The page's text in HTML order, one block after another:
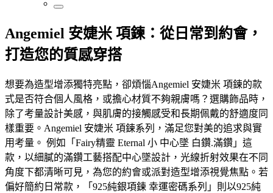
Angemiel 安婕米 項鍊：從日常到約會，
打造您的質感穿搭
想要為造型增添獨特亮點，卻煩惱Angemiel 安婕米 項鍊的款
式是否符合個人風格，或擔心材質不夠親膚嗎？選購飾品時，
除了考量設計美感，與肌膚的接觸感受和長期佩戴的舒適度同
樣重要。Angemiel 安婕米 項鍊系列，滿足您對美的追求與實
用考量。 例如「Fairy精靈 Eternal 小 中心墜 白鑽.滿鑽」這
款，以細膩的滿鑽工藝搭配中心墜設計，光線折射效果在不同
角度下都清晰可見，為您的約會或派對造型增添視覺焦點。若
偏好簡約日常款，「925純銀項鍊 幸運密碼系列」則以925純